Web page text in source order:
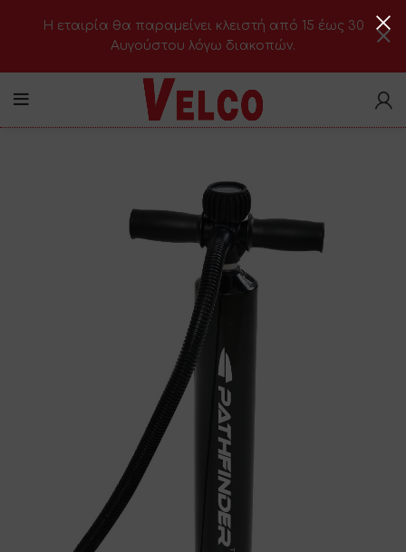
H εταιρία θα παραμείνει κλειστή από 15 έως 30
Αυγούστου λόγω διακοπών.